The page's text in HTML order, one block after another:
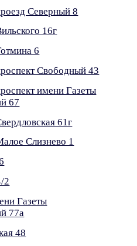
Северный 8
16г
6
Свободный 43
имени Газеты
67
61г
Слизнево 1
2
Газеты
77а
48